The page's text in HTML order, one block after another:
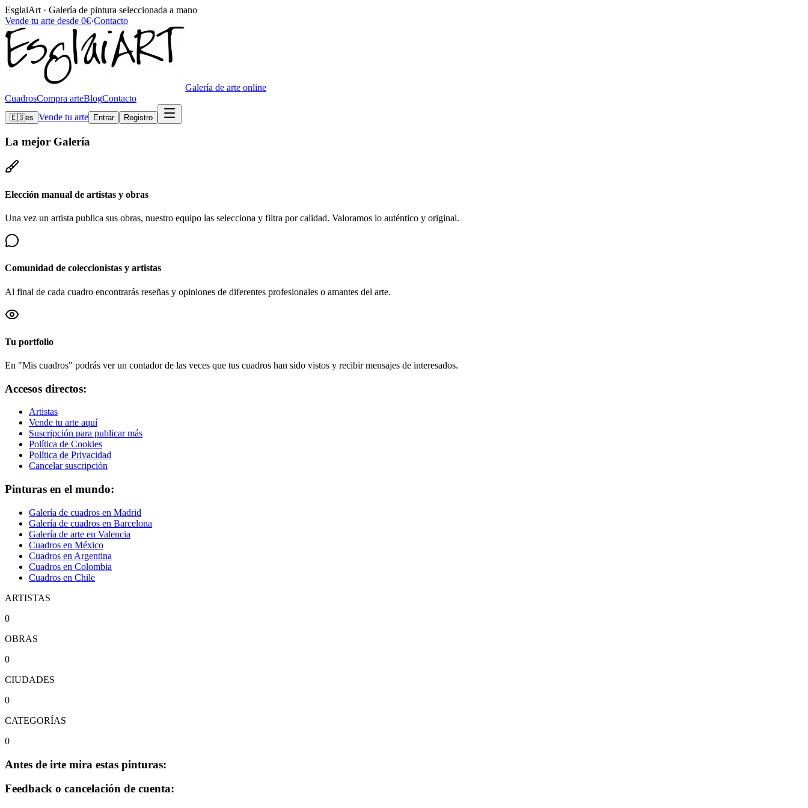
EsglaiArt · Galería de pintura seleccionada a mano
Vende tu arte desde 0€·Contacto
Galería de arte online
CuadrosCompra arteBlogContacto
🇪🇸es Vende tu arte Entrar Registro
La mejor Galería
Elección manual de artistas y obras
Una vez un artista publica sus obras, nuestro equipo las selecciona y filtra por calidad. Valoramos lo auténtico y original.
Comunidad de coleccionistas y artistas
Al final de cada cuadro encontrarás reseñas y opiniones de diferentes profesionales o amantes del arte.
Tu portfolio
En "Mis cuadros" podrás ver un contador de las veces que tus cuadros han sido vistos y recibir mensajes de interesados.
Accesos directos:
Artistas
Vende tu arte aquí
Suscripción para publicar más
Política de Cookies
Política de Privacidad
Cancelar suscripción
Pinturas en el mundo:
Galería de cuadros en Madrid
Galería de cuadros en Barcelona
Galería de arte en Valencia
Cuadros en México
Cuadros en Argentina
Cuadros en Colombia
Cuadros en Chile
ARTISTAS
0
OBRAS
0
CIUDADES
0
CATEGORÍAS
0
Antes de irte mira estas pinturas:
Feedback o cancelación de cuenta: